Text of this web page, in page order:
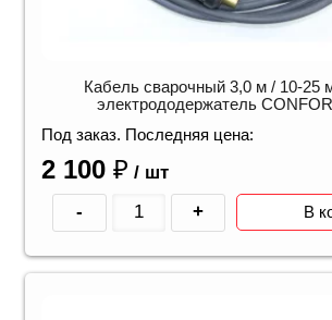
Кабель сварочный 3,0 м / 10-25
электрододержатель
Под заказ. Последняя цена:
2 100 ₽ / шт
- + В